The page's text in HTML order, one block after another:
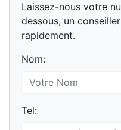
Laissez-nous votre
dessous, un
rapidement.
Nom:
Tel: